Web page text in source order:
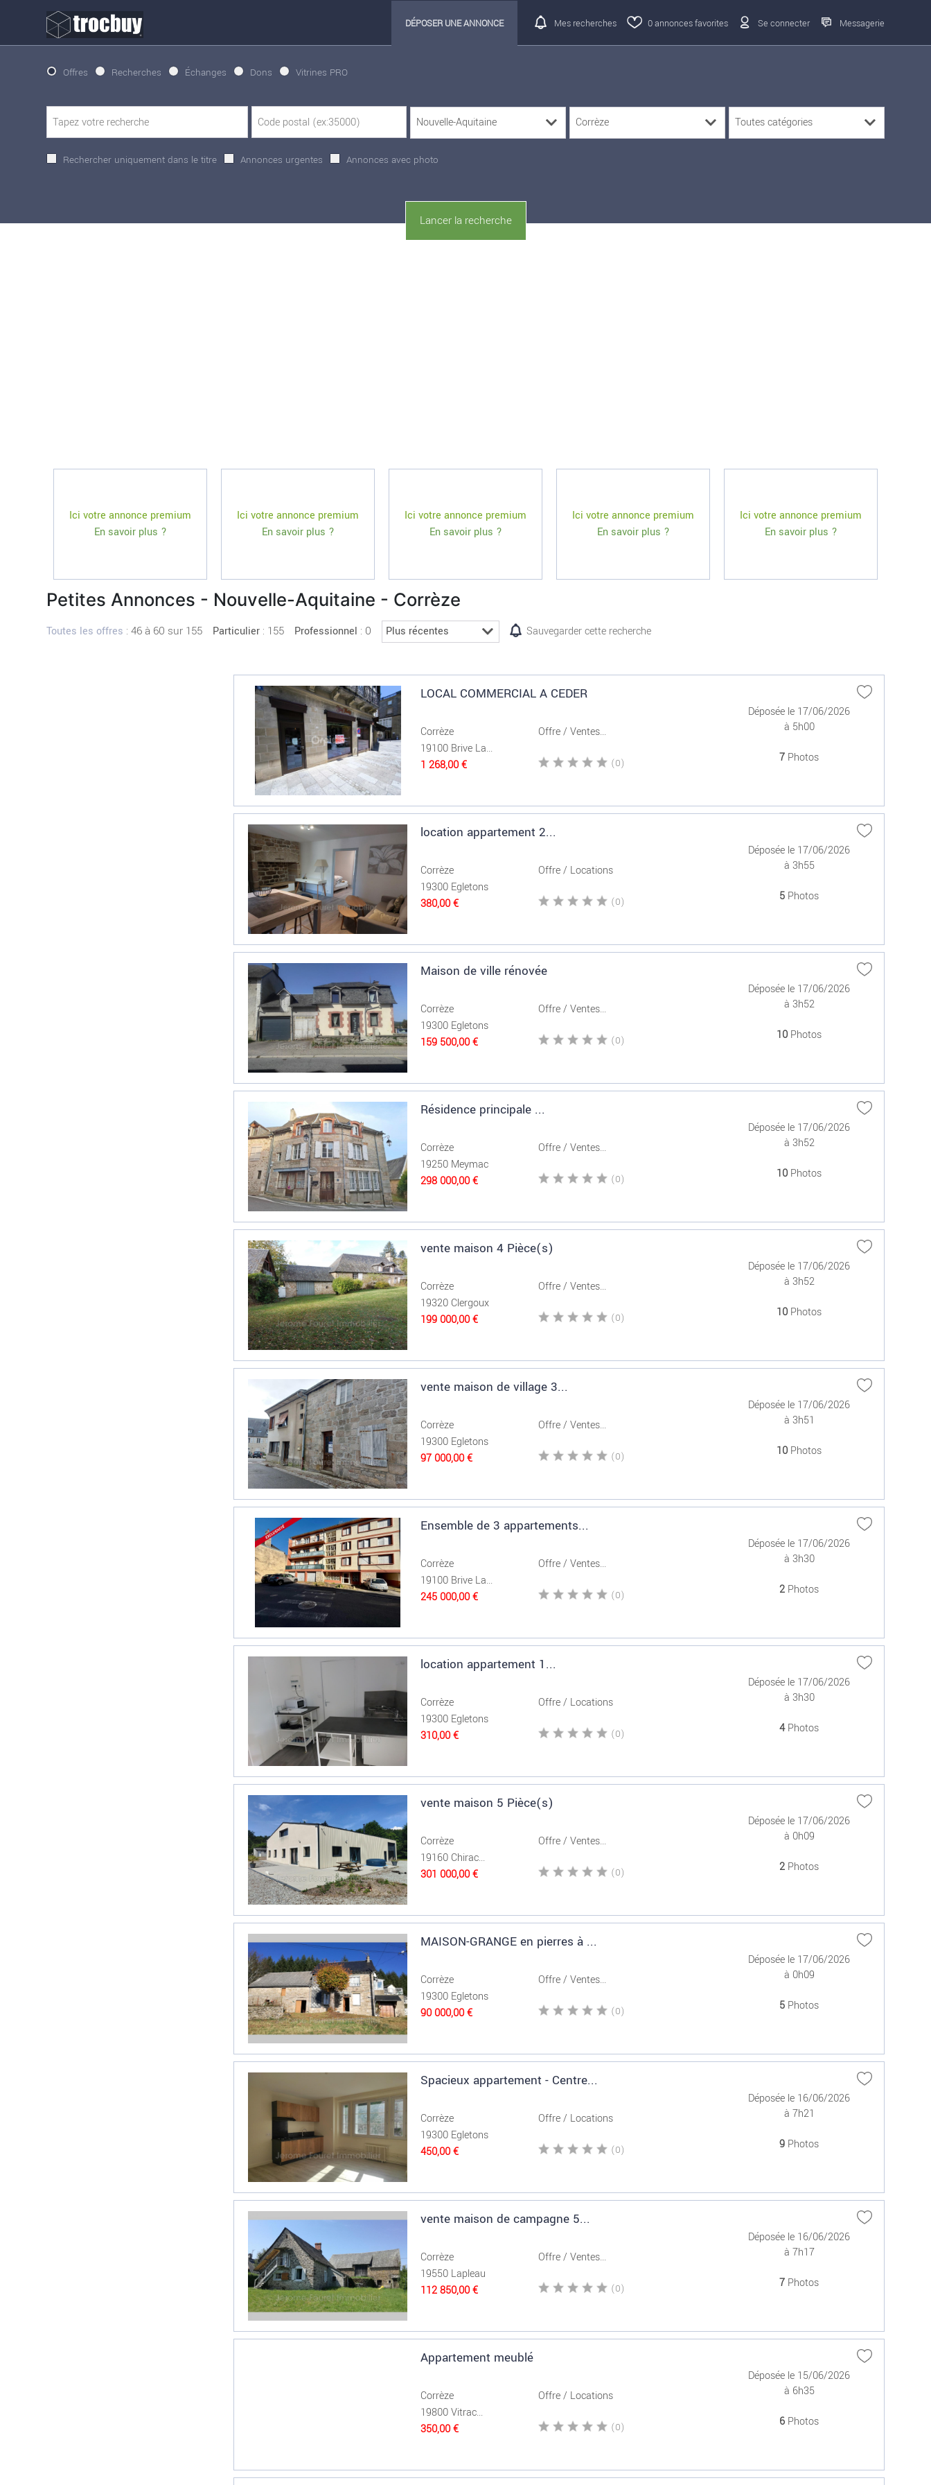
DÉPOSER UNE ANNONCE Mes recherches 0annonces favorites Se connecter Messagerie
Offres Recherches Échanges Dons Vitrines PRO
Rechercher uniquement dans le titre Annonces urgentes Annonces avec photo
Ici votre annonce premium
En savoir plus ?
Ici votre annonce premium
En savoir plus ?
Ici votre annonce premium
En savoir plus ?
Ici votre annonce premium
En savoir plus ?
Ici votre annonce premium
En savoir plus ?
Petites Annonces - Nouvelle-Aquitaine - Corrèze
Toutes les offres :46 à 60 sur 155 Particulier : 155 Professionnel : 0 Sauvegarder cette recherche
LOCAL COMMERCIAL A CEDER
Corrèze
19100 Brive La...
1 268,00 €
Offre / Ventes...
(0)
Déposée le 17/06/2026
à 5h00
7 Photos
location appartement 2...
Corrèze
19300 Egletons
380,00 €
Offre / Locations
(0)
Déposée le 17/06/2026
à 3h55
5 Photos
Maison de ville rénovée
Corrèze
19300 Egletons
159 500,00 €
Offre / Ventes...
(0)
Déposée le 17/06/2026
à 3h52
10 Photos
Résidence principale ...
Corrèze
19250 Meymac
298 000,00 €
Offre / Ventes...
(0)
Déposée le 17/06/2026
à 3h52
10 Photos
vente maison 4 Pièce(s)
Corrèze
19320 Clergoux
199 000,00 €
Offre / Ventes...
(0)
Déposée le 17/06/2026
à 3h52
10 Photos
vente maison de village 3...
Corrèze
19300 Egletons
97 000,00 €
Offre / Ventes...
(0)
Déposée le 17/06/2026
à 3h51
10 Photos
Ensemble de 3 appartements...
Corrèze
19100 Brive La...
245 000,00 €
Offre / Ventes...
(0)
Déposée le 17/06/2026
à 3h30
2 Photos
location appartement 1...
Corrèze
19300 Egletons
310,00 €
Offre / Locations
(0)
Déposée le 17/06/2026
à 3h30
4Photos
vente maison 5 Pièce(s)
Corrèze
19160 Chirac...
301 000,00 €
Offre / Ventes...
(0)
Déposée le 17/06/2026
à 0h09
2 Photos
MAISON-GRANGE en pierres à ...
Corrèze
19300 Egletons
90 000,00 €
Offre / Ventes...
(0)
Déposée le 17/06/2026
à 0h09
5 Photos
Spacieux appartement - Centre...
Corrèze
19300 Egletons
450,00 €
Offre / Locations
(0)
Déposée le 16/06/2026
à 7h21
9 Photos
vente maison de campagne 5...
Corrèze
19550 Lapleau
112 850,00 €
Offre / Ventes...
(0)
Déposée le 16/06/2026
à 7h17
7 Photos
Appartement meublé
Corrèze
19800 Vitrac...
350,00 €
Offre / Locations
(0)
Déposée le 15/06/2026
à 6h35
6 Photos